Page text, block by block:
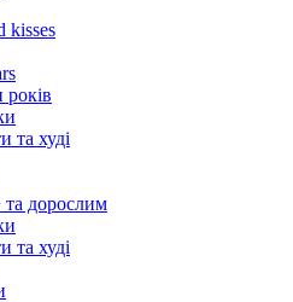
kisses
років
та худі
та дорослим
та худі